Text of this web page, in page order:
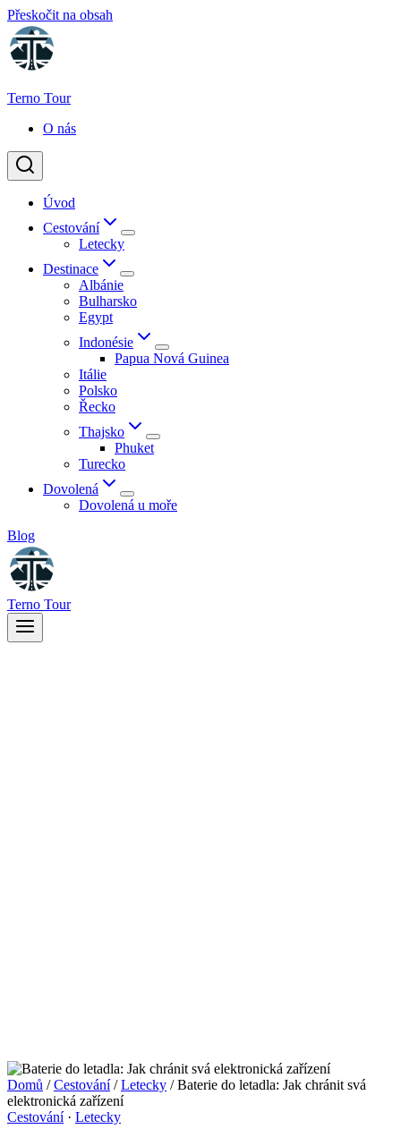
Přeskočit na obsah
Terno Tour
O nás
Úvod
Cestování
Letecky
Destinace
Albánie
Bulharsko
Egypt
Indonésie
Papua Nová Guinea
Itálie
Polsko
Řecko
Thajsko
Phuket
Turecko
Dovolená
Dovolená u moře
Blog
Terno Tour
Domů / Cestování / Letecky / Baterie do letadla: Jak chránit svá
elektronická zařízení
Cestování· Letecky